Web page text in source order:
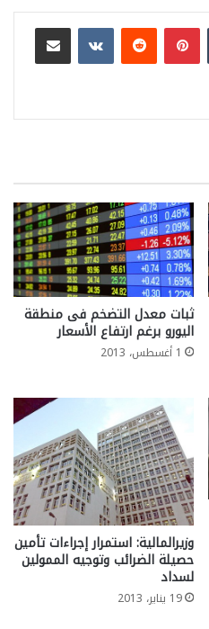
بينتيريست
مشاركة عبر البريد
ثبات معدل التضخم فى منطقة
اليورو برغم ارتفاع الأسعار
1 أغسطس، 2013
وزيرالمالية: استمرار إجراءات تأمين
حصيلة الضرائب وتوجيه الممولين
لسداد
19 يناير، 2013